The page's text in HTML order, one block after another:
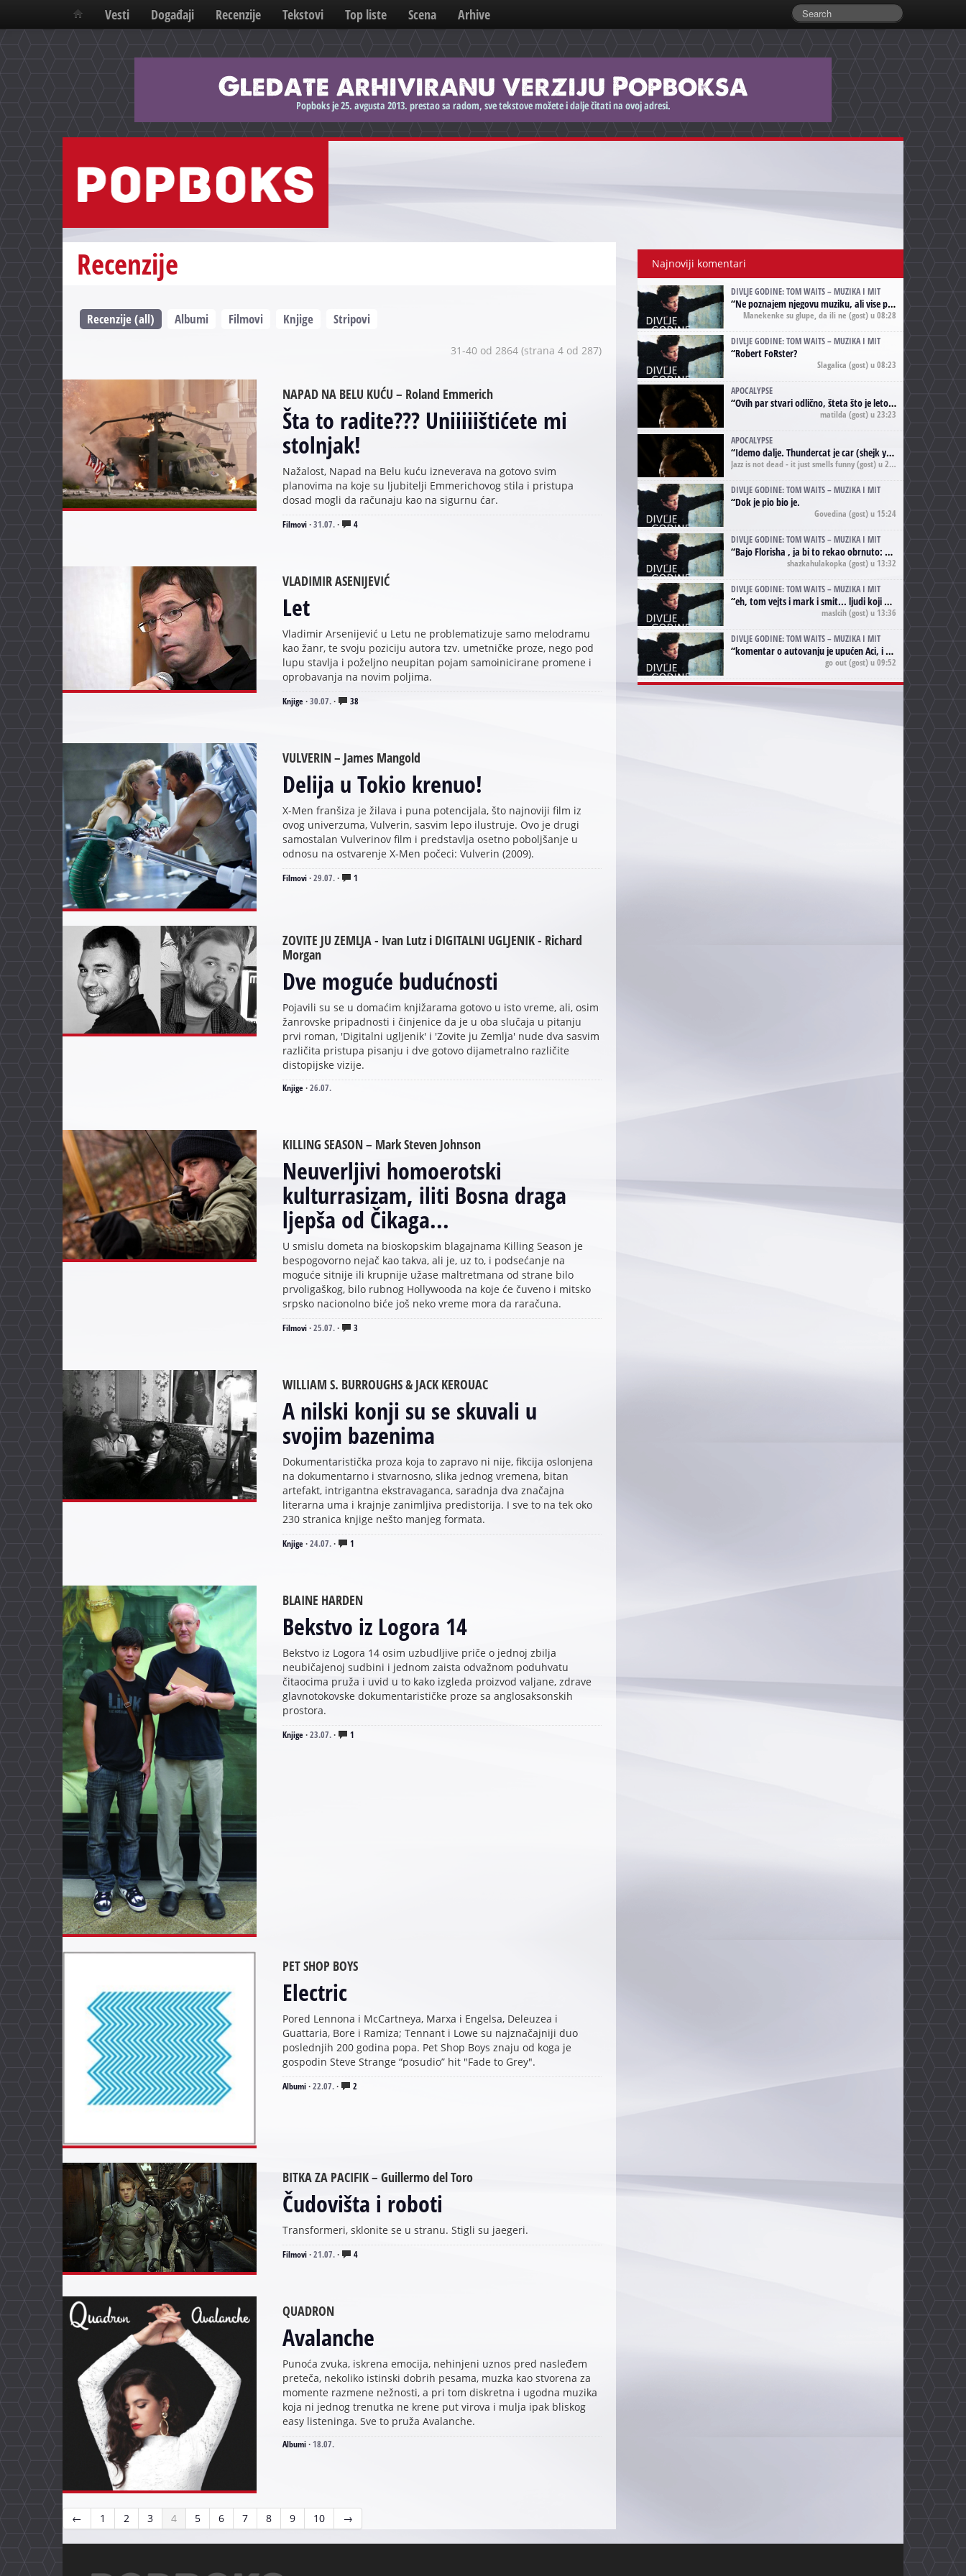
Vesti Događaji Recenzije Tekstovi Top liste Scena Arhive
Recenzije
Recenzije (all) Albumi Filmovi Knjige Stripovi
31-40 od 2864 (strana 4 od 287)
NAPAD NA BELU KUĆU – Roland Emmerich
Šta to radite??? Uniiiiištićete mi
stolnjak!
Nažalost, Napad na Belu kuću izneverava na gotovo svim
planovima na koje su ljubitelji Emmerichovog stila i pristupa
dosad mogli da računaju kao na sigurnu ćar.
Filmovi·31.07.· 4
VLADIMIR ASENIJEVIĆ
Let
Vladimir Arsenijević u Letu ne problematizuje samo melodramu
kao žanr, te svoju poziciju autora tzv. umetničke proze, nego pod
lupu stavlja i poželjno neupitan pojam samoinicirane promene i
oprobavanja na novim poljima.
Knjige·30.07.· 38
VULVERIN – James Mangold
Delija u Tokio krenuo!
X-Men franšiza je žilava i puna potencijala, što najnoviji film iz
ovog univerzuma, Vulverin, sasvim lepo ilustruje. Ovo je drugi
samostalan Vulverinov film i predstavlja osetno poboljšanje u
odnosu na ostvarenje X-Men počeci: Vulverin (2009).
Filmovi·29.07.· 1
ZOVITE JU ZEMLJA - Ivan Lutz i DIGITALNI UGLJENIK - Richard
Morgan
Dve moguće budućnosti
Pojavili su se u domaćim knjižarama gotovo u isto vreme, ali, osim
žanrovske pripadnosti i činjenice da je u oba slučaja u pitanju
prvi roman, 'Digitalni ugljenik' i 'Zovite ju Zemlja' nude dva sasvim
različita pristupa pisanju i dve gotovo dijametralno različite
distopijske vizije.
Knjige·26.07.
KILLING SEASON – Mark Steven Johnson
Neuverljivi homoerotski
kulturrasizam, iliti Bosna draga
ljepša od Čikaga...
U smislu dometa na bioskopskim blagajnama Killing Season je
bespogovorno nejač kao takva, ali je, uz to, i podsećanje na
moguće sitnije ili krupnije užase maltretmana od strane bilo
prvoligaškog, bilo rubnog Hollywooda na koje će čuveno i mitsko
srpsko nacionolno biće još neko vreme mora da raračuna.
Filmovi·25.07.· 3
WILLIAM S. BURROUGHS & JACK KEROUAC
A nilski konji su se skuvali u
svojim bazenima
Dokumentaristička proza koja to zapravo ni nije, fikcija oslonjena
na dokumentarno i stvarnosno, slika jednog vremena, bitan
artefakt, intrigantna ekstravaganca, saradnja dva značajna
literarna uma i krajnje zanimljiva predistorija. I sve to na tek oko
230 stranica knjige nešto manjeg formata.
Knjige·24.07.· 1
BLAINE HARDEN
Bekstvo iz Logora 14
Bekstvo iz Logora 14 osim uzbudljive priče o jednoj zbilja
neubičajenoj sudbini i jednom zaista odvažnom poduhvatu
čitaocima pruža i uvid u to kako izgleda proizvod valjane, zdrave
glavnotokovske dokumentarističke proze sa anglosaksonskih
prostora.
Knjige·23.07.· 1
PET SHOP BOYS
Electric
Pored Lennona i McCartneya, Marxa i Engelsa, Deleuzea i
Guattaria, Bore i Ramiza; Tennant i Lowe su najznačajniji duo
poslednjih 200 godina popa. Pet Shop Boys znaju od koga je
gospodin Steve Strange “posudio” hit "Fade to Grey".
Albumi·22.07.· 2
BITKA ZA PACIFIK – Guillermo del Toro
Čudovišta i roboti
Transformeri, sklonite se u stranu. Stigli su jaegeri.
Filmovi·21.07.· 4
QUADRON
Avalanche
Punoća zvuka, iskrena emocija, nehinjeni uznos pred nasleđem
preteča, nekoliko istinski dobrih pesama, muzka kao stvorena za
momente razmene nežnosti, a pri tom diskretna i ugodna muzika
koja ni jednog trenutka ne krene put virova i mulja ipak bliskog
easy listeninga. Sve to pruža Avalanche.
Albumi· 18.07.
← 1 2 3 4 5 6 7 8 9 10 →
Najnoviji komentari
DIVLJE GODINE: TOM WAITS – MUZIKA I MIT
“Ne poznajem njegovu muziku, ali vise puta nego sto sam to zazeleo gledao sam njegove umjetnicke slike na raznim stranama interneta. Te stoga zakljucujem da je Tom Waits Lady Gaga muzike namrstenih, ma
Manekenke su glupe, da ili ne (gost) u 08:28
DIVLJE GODINE: TOM WAITS – MUZIKA I MIT
“Robert FoRster?
Slagalica (gost) u 08:23
APOCALYPSE
“Ovih par stvari odlično, šteta što je leto pri kraju, a kaput koji te vervoatno podseća na pirotski ćilim je iz tradicije Navaho indijanaca ;)
matilda (gost) u 23:23
APOCALYPSE
“Idemo dalje. Thundercat je car (shejk yerbuti )!
Jazz is not dead - it just smells funny(gost) u 20:11
DIVLJE GODINE: TOM WAITS – MUZIKA I MIT
“Dok je pio bio je.
Govedina (gost) u 15:24
DIVLJE GODINE: TOM WAITS – MUZIKA I MIT
“Bajo Florisha , ja bi to rekao obrnuto: Beefheart je za Waitsa, isto sto i Hendrix za Lenny Kravitza
shazkahulakopka (gost) u 13:32
DIVLJE GODINE: TOM WAITS – MUZIKA I MIT
“eh, tom vejts i mark i smit... ljudi koji bi muzici više doprineli da su radili kao vozači tramvaja u gsp-u.
maslcih(gost) u 13:36
DIVLJE GODINE: TOM WAITS – MUZIKA I MIT
“komentar o autovanju je upućen Aci, i odnosi se na ono drugo autovanje...'senzualnost Waitsa' ;)
go out(gost) u 09:52